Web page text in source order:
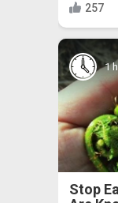
257
1
Stop